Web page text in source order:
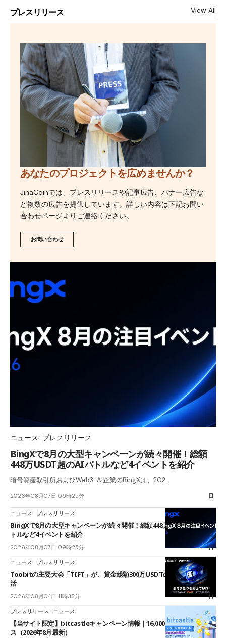
プレスリリース View All
あなたのプロジェクトを広めませんか？
JinaCoinでは、プレスリリースや記事広告、バナー広告な
ど複数の広告を提供しています。詳しい内容は下記お問い
合わせページよりご連絡ください。
お問い合わせ
ニュース プレスリリース
BingXで8月の大型キャンペーンが続々開催！総額
448万USDT超のAIバトルなど4イベントを紹介
暗号資産取引所およびWeb3-AI企業のBingXは、202…
2026年08月07日 09時25分
ニュース プレスリリース
BingXで8月の大型キャンペーンが続々開催！総額448万USDT超のAIバ
トルなど4イベントを紹介
2026年08月07日 09時25分
ニュース プレスリリース
Toobitの主要大会「TIFT」が、賞金総額300万USDTのレースとして復
活
2026年08月04日 11時38分
プレスリリース ニュース
【当サイト限定】bitcastleキャンペーン情報｜16,000円口座開設ボーナ
ス（2026年8月最新）